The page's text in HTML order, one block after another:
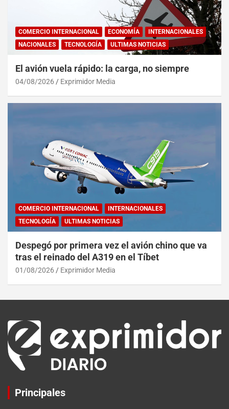
COMERCIO INTERNACIONAL ECONOMÍA
INTERNACIONALES
NACIONALES
TECNOLOGÍA ULTIMAS NOTICIAS
El avión vuela rápido: la carga, no siempre
04/08/2026 Exprimidor Media
COMERCIO INTERNACIONAL
INTERNACIONALES
TECNOLOGÍA
ULTIMAS NOTICIAS
Despegó por primera vez el avión chino que va
tras el reinado del A319 en el Tíbet
01/08/2026 Exprimidor Media
Principales